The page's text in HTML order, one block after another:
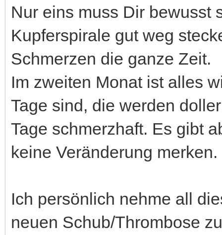
Nur eins muss Dir bewusst
Kupferspirale gut weg
Schmerzen die ganze Zeit.
Im zweiten Monat ist alles
Tage sind, die werden
Tage schmerzhaft. Es gibt
keine Veränderung merken.
Ich persönlich nehme all
neuen Schub/Thrombose